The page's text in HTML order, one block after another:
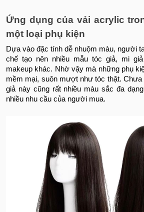
Ứng dụng của vải acrylic
một loại phụ kiện
Dựa vào đặc tính dễ nhuộm màu, người
chế tạo nên nhiều mẫu tóc giả, mi
makeup khác. Nhờ vậy mà những phụ
mềm mại, suôn mượt như tóc thật.
giả này cũng rất nhiều màu sắc đa
nhiều nhu cầu của người mua.